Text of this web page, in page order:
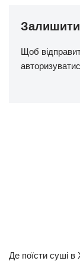
Залишити
Щоб
Де поїсти суші